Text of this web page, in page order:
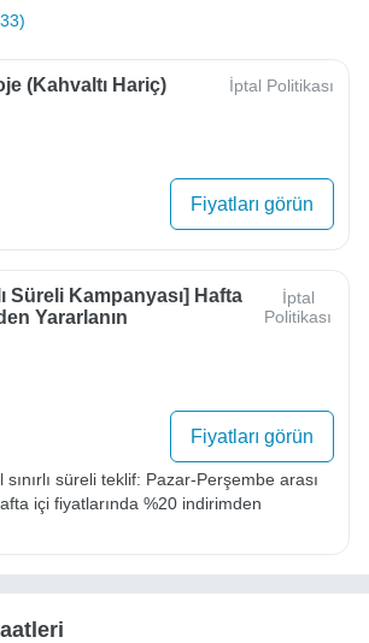
(Kahvaltı Hariç) İptal Politikası
Fiyatları görün
Süreli Kampanyası] Hafta
Yararlanın
İptal
Politikası
Fiyatları görün
süreli teklif: Pazar-Perşembe arası
içi fiyatlarında %20 indirimden